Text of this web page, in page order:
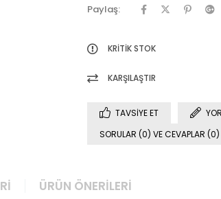
Paylaş:
KRITIK STOK
KARŞILAŞTIR
TAVSIYE ET
SORULAR (0) VE CEVAPLAR (0)
ÜRÜN ÖNERILERI